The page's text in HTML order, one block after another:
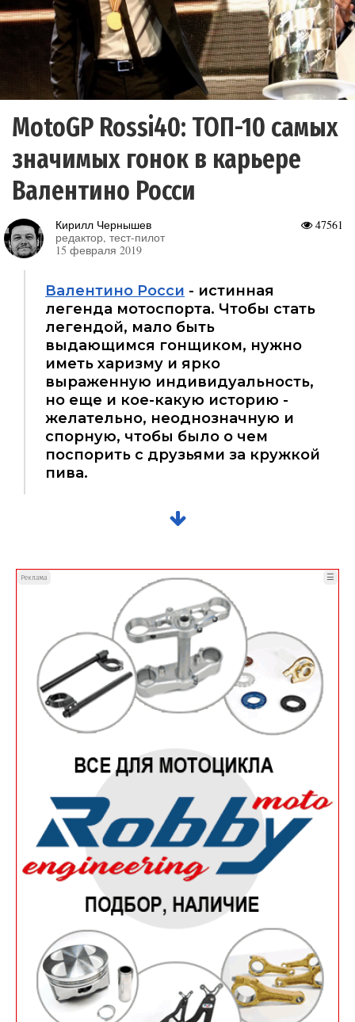
MotoGP Rossi40: ТОП-10 самых
значимых гонок в карьере
Валентино Росси
47561
Кирилл Чернышев
редактор, тест-пилот
15 февраля 2019
Валентино Росси - истинная
легенда мотоспорта. Чтобы стать
легендой, мало быть
выдающимся гонщиком, нужно
иметь харизму и ярко
выраженную индивидуальность,
но еще и кое-какую историю -
желательно, неоднозначную и
спорную, чтобы было о чем
поспорить с друзьями за кружкой
пива.
Реклама ☰